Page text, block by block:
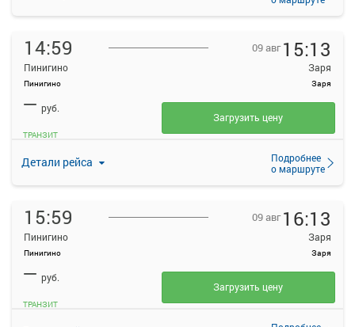
14:59
Пинигино
Пинигино
09 авг 15:13
Заря
Заря
Детали рейса
Подробнее
о маршруте
— руб.
ТРАНЗИТ
Загрузить цену
15:59
Пинигино
Пинигино
09 авг 16:13
Заря
Заря
— руб.
ТРАНЗИТ
Загрузить цену